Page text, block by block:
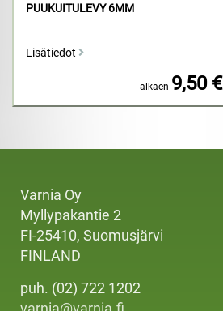
PUUKUITULEVY 6MM
Lisätiedot
alkaen 9,50 €
Varnia Oy
Myllypakantie 2
FI-25410, Suomusjärvi
FINLAND
puh. (02) 722 1202